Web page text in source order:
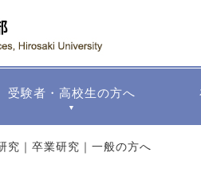
受験者・高校生の方へ
▼
究｜卒業研究｜一般の方へ